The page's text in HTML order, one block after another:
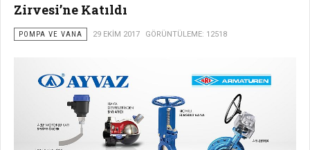
Zirvesi’ne Katıldı
POMPA VE VANA 29 EKIM 2017 GÖRÜNTÜLEME: 12518